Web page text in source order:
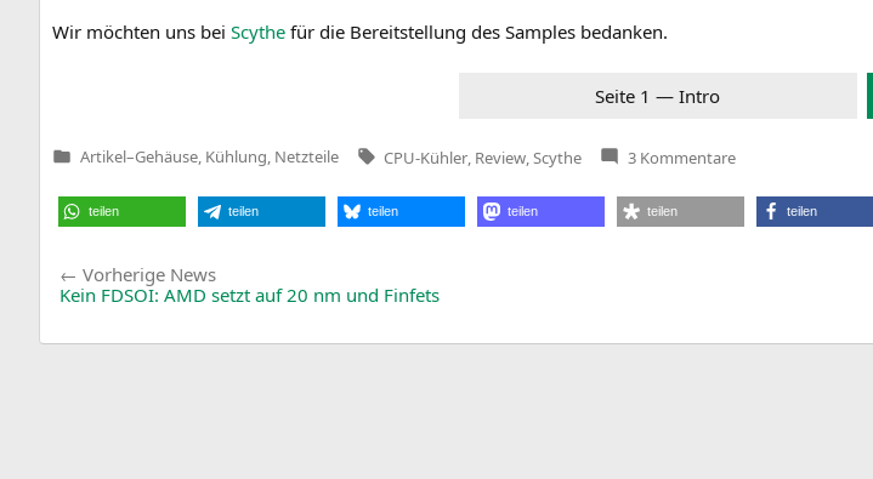
Wir möch­ten uns bei Scy­the für die Bereit­stel­lung des Samples bedanken.
Sei­te 1 — Intro
Veröffentlicht
Artikel–Gehäuse, Kühlung, Netzteile Tags:
CPU-Kühler Review Scythe 3 Kommentarezu
CPU-
Scythe
Ashura
teilen teilen teilen teilen teilen teilen
Beitragsnavigation
Vorherige NewsVorherige
News:
Kein FDSOI: AMD setzt auf 20 nm und Finfets